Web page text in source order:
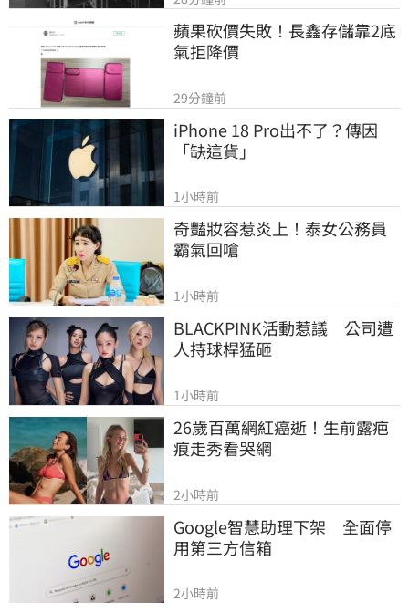
蘋果砍價失敗！長鑫存儲靠2底
氣拒降價
29分鐘前
iPhone 18 Pro出不了？傳因
「缺這貨」
1小時前
奇豔妝容惹炎上！泰女公務員
霸氣回嗆
1小時前
BLACKPINK活動惹議　公司遭
人持球桿猛砸
1小時前
26歲百萬網紅癌逝！生前露疤
痕走秀看哭網
2小時前
Google智慧助理下架　全面停
用第三方信箱
2小時前